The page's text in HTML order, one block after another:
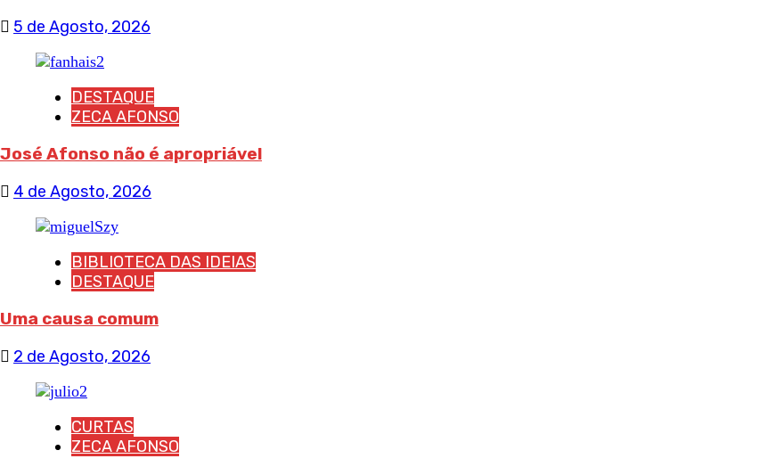
5 de Agosto, 2026
DESTAQUE
ZECA AFONSO
José Afonso não é apropriável
4 de Agosto, 2026
BIBLIOTECA DAS IDEIAS
DESTAQUE
Uma causa comum
2 de Agosto, 2026
CURTAS
ZECA AFONSO